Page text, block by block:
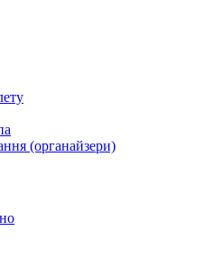
(органайзери)